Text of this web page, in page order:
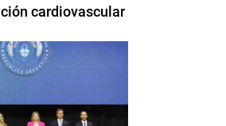
cardiovascular